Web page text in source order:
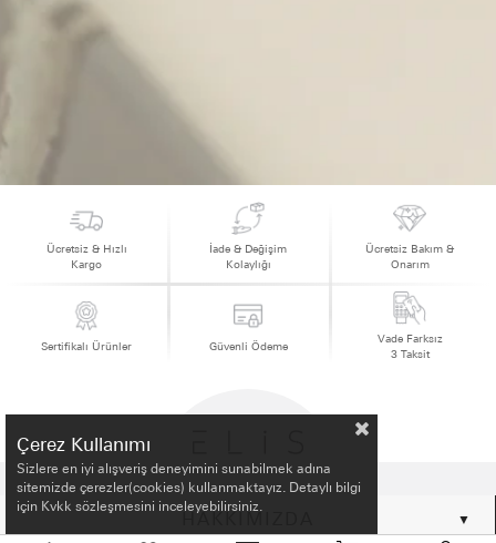
Ücretsiz & Hızlı
Kargo
İade & Değişim
Kolaylığı
Ücretsiz Bakım &
Onarım
Sertifikalı Ürünler Güvenli Ödeme
Vade Farksız
3 Taksit
Çerez Kullanımı
Sizlere en iyi alışveriş deneyimini sunabilmek adına
sitemizde çerezler(cookies) kullanmaktayız. Detaylı bilgi
için Kvkk sözleşmesini inceleyebilirsiniz.